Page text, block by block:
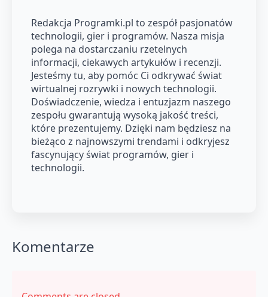
Redakcja Programki.pl to zespół pasjonatów
technologii, gier i programów. Nasza misja
polega na dostarczaniu rzetelnych
informacji, ciekawych artykułów i recenzji.
Jesteśmy tu, aby pomóc Ci odkrywać świat
wirtualnej rozrywki i nowych technologii.
Doświadczenie, wiedza i entuzjazm naszego
zespołu gwarantują wysoką jakość treści,
które prezentujemy. Dzięki nam będziesz na
bieżąco z najnowszymi trendami i odkryjesz
fascynujący świat programów, gier i
technologii.
Komentarze